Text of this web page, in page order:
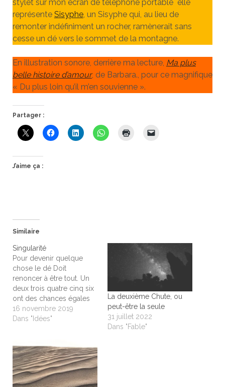
stylet sur mon écran de téléphone portable elle
représente Sisyphe, un Sisyphe qui, au lieu de
remonter indéfiniment un rocher, ramènerait sans
cesse un dé vers le sommet de la montagne.
En illustration sonore, derrière ma lecture, Ma plus
belle histoire d’amour, de Barbara., pour ce magnifique
« Du plus loin qu’il m’en souvienne ».
Partager :
J’aime ça :
Similaire
Singularité
Pour devenir quelque
chose le dé Doit
renoncer à être tout. Un
deux trois quatre cinq six
ont des chances égales
Et pourtant ! Un seul
nombre à la fin sortira.
Sont, au début du jeu,
d'une même égalité Et…
16 novembre 2019
Dans "Idées"
La deuxième Chute, ou
peut-être la seule
31 juillet 2022
Dans "Fable"